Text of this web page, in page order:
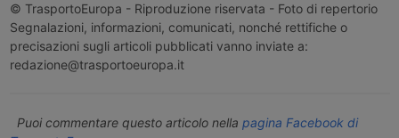
© TrasportoEuropa - Riproduzione riservata - Foto di repertorio
Segnalazioni, informazioni, comunicati, nonché rettifiche o
precisazioni sugli articoli pubblicati vanno inviate a:
redazione@trasportoeuropa.it
Puoi commentare questo articolo nella pagina Facebook di